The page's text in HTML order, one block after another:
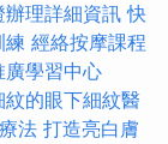
辦理詳細資訊 快
練 經絡按摩課程
廣學習中心
紋的眼下細紋醫
法 打造亮白膚